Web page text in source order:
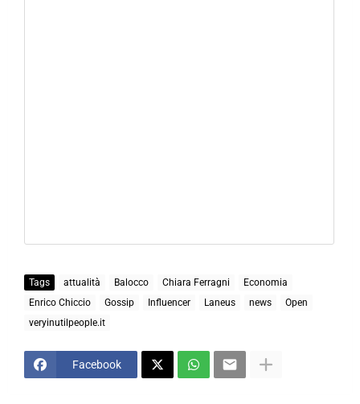
Tags attualità Balocco Chiara Ferragni
Economia
Enrico Chiccio
Gossip Influencer Laneus news
Open
veryinutilpeople.it
Facebook